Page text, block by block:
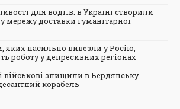
для водіїв: в Україні створили
мережу доставки гуманітарної
яких насильно вивезли у Росію,
роботу у депресивних регіонах
військові знищили в Бердянську
корабель